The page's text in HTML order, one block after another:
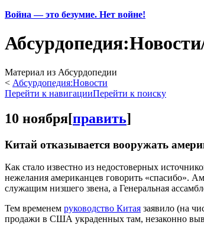
Война — это безумие. Нет войне!
Материал из Абсурдопедии
< Абсурдопедия:Новости
Перейти к навигацииПерейти к поиску
10 ноября[править]
Китай отказывается вооружать
Как стало известно из недостоверных
нежелания американцев говорить «спасибо».
служащим низшего звена, а Генеральная
Тем временем руководство Китая заявило (на
продажи в США украденных там, незаконно